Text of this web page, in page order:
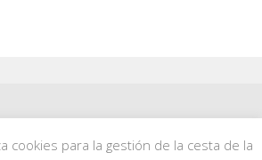
de privacidad | Aviso legal|Política de
cookies para la gestión de la cesta de la